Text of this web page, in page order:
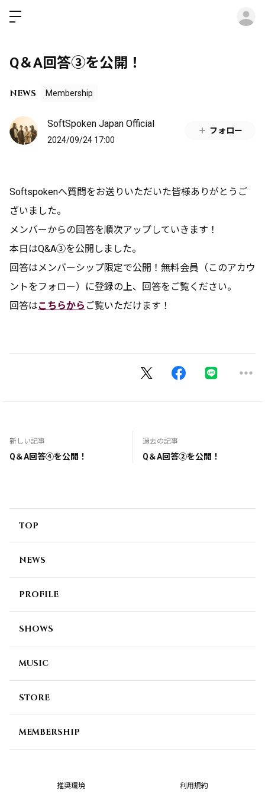
Q＆A回答③を公開！
NEWS Membership
SoftSpoken Japan Official
2024/09/24 17:00
フォロー
Softspokenへ質問をお送りいただいた皆様ありがとうご
ざいました。
メンバーからの回答を順次アップしていきます！
本日はQ&A③を公開しました。
回答はメンバーシップ限定で公開！無料会員（このアカウ
ントをフォロー）に登録の上、回答をご覧ください。
回答はこちらから ご覧いただけます！
新しい記事
Q＆A回答④を公開！
過去の記事
Q＆A回答②を公開！
TOP
NEWS
PROFILE
SHOWS
MUSIC
STORE
MEMBERSHIP
推奨環境 利用規約